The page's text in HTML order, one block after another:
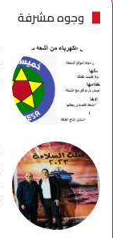
وجوه مشرفة